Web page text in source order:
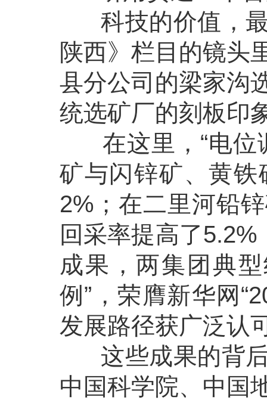
科技的价值，最
陕西》栏目的镜头
县分公司的梁家沟
统选矿厂的刻板印
在这里，“电位
矿与闪锌矿、黄
2%；在二里河铅
回采率提高了5.2%
成果，两集团典
例”，荣膺新华网
发展路径获广泛认
这些成果的背后
中国科学院、中国